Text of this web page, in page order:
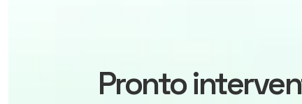
Pronto